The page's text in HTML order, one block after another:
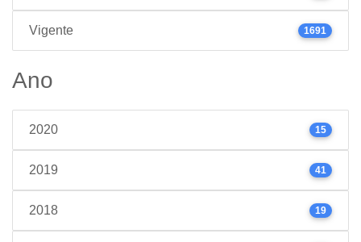
Vigente 1691
Ano
2020 15
2019 41
2018 19